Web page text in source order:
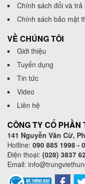
Chính sách đổi và trả
Chính sách bảo mật
VỀ CHÚNG TÔI
Giới thiệu
Tuyển dụng
Tin tức
Video
Liên hệ
CÔNG TY CỔ PHẦN
141 Nguyễn Văn Cừ,
Hotline: 090 885 1998 -
Điện thoại: (028) 3837
Email: